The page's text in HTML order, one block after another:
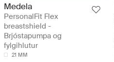
Medela
PersonalFit Flex
breastshield -
Brjóstapumpa og
fylgihlutur
21 MM